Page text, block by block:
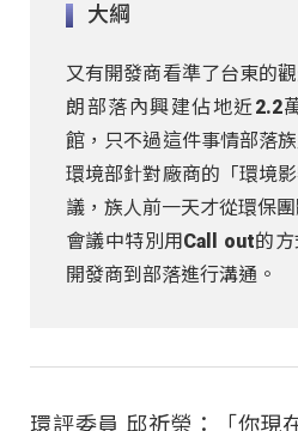
大綱
又有開發商看準了台東的
朗部落內興建佔地近2.2
館，只不過這件事情部落
環境部針對廠商的「環境
議，族人前一天才從環保
會議中特別用Call out的
開發商到部落進行溝通。
環評委員 邱祈榮：「你現